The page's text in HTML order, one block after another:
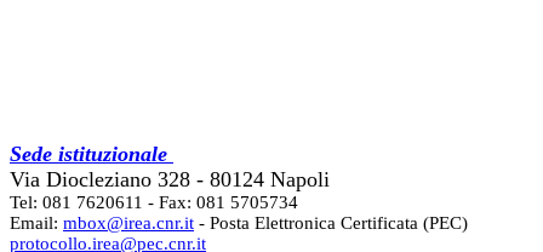
Sede istituzionale
Via Diocleziano 328 - 80124 Napoli
Tel: 081 7620611 - Fax: 081 5705734
Email: mbox@irea.cnr.it - Posta Elettronica Certificata (PEC)
protocollo.irea@pec.cnr.it